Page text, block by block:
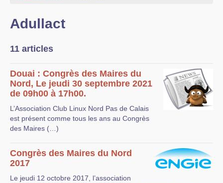
Contact
Les antennes
Espace membres
Adullact
11 articles
Douai : Congrès des Maires du
Nord, Le jeudi 30 septembre 2021
de 09h00 à 17h00.
L’Association Club Linux Nord Pas de Calais
est présent comme tous les ans au Congrès
des Maires (…)
Congrès des Maires du Nord
2017
Le jeudi 12 octobre 2017, l’association